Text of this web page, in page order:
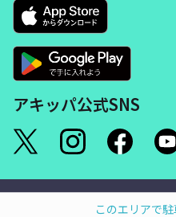
このエリアで
アキッパ公式SNS
©akippa Inc. All